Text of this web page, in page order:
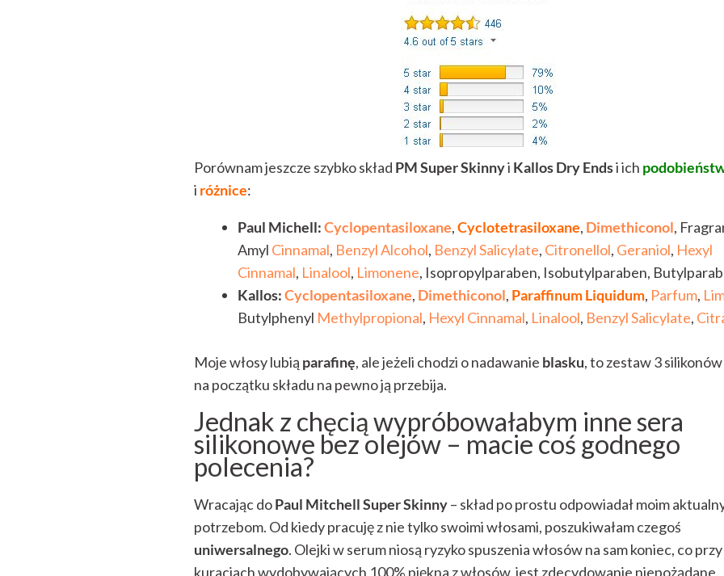
Porównam jeszcze szybko skład PM Super Skinnyi Kallos Dry Endsi ich
i różnice:
Paul Michell:Cyclopentasiloxane,Cyclotetrasiloxane, Dimethiconol,
Amyl Cinnamal, Benzyl Alcohol, Benzyl Salicylate, Citronellol, Geraniol, Hexyl
Cinnamal, Linalool, Limonene, Isopropylparaben, Isobutylparaben,
Kallos:Cyclopentasiloxane, Dimethiconol, Paraffinum Liquidum, Parfum,
Butylphenyl Methylpropional, Hexyl Cinnamal, Linalool, Benzyl Salicylate,
Moje włosy lubią parafinę, ale jeżeli chodzi o nadawanie blasku, to zestaw 3 silikonów
na początku składu na pewno ją przebija.
Jednak z chęcią wypróbowałabym inne sera
silikonowe bez olejów – macie coś godnego
polecenia?
Wracając doPaul Mitchell Super Skinny– skład po prostu odpowiadał moim
potrzebom. Od kiedy pracuję z nie tylko swoimi włosami, poszukiwałam czegoś
uniwersalnego. Olejki w serum niosą ryzyko spuszenia włosów na sam koniec, co przy
kuracjach wydobywających 100% piękna z włosów, jest zdecydowanie niepożądane.